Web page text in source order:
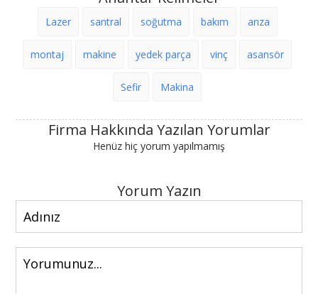
Lazer santral soğutma bakım arıza
montaj makine yedek parça vinç asansör
Sefir Makina
Firma Hakkında Yazılan Yorumlar
Henüz hiç yorum yapılmamış
Yorum Yazın